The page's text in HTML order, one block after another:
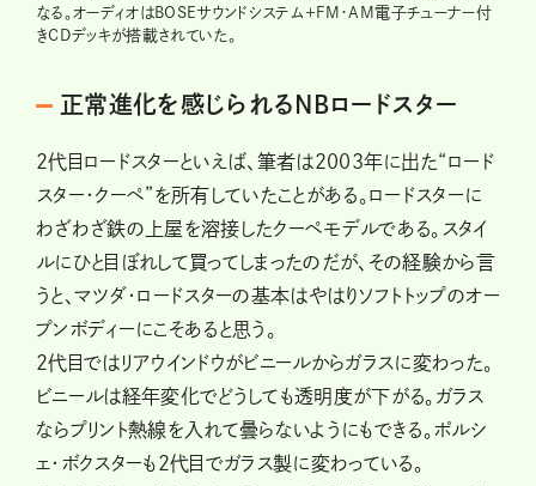
なる。オーディオはBOSEサウンドシステム＋FM・AM電子チューナー付
きCDデッキが搭載されていた。
正常進化を感じられるNBロードスター
2代目ロードスターといえば、筆者は2003年に出た“ロード
スター・クーペ”を所有していたことがある。ロードスターに
わざわざ鉄の上屋を溶接したクーペモデルである。スタイ
ルにひと目ぼれして買ってしまったのだが、その経験から言
うと、マツダ・ロードスターの基本はやはりソフトトップのオー
プンボディーにこそあると思う。
2代目ではリアウインドウがビニールからガラスに変わった。
ビニールは経年変化でどうしても透明度が下がる。ガラス
ならプリント熱線を入れて曇らないようにもできる。ポルシ
ェ・ボクスターも2代目でガラス製に変わっている。